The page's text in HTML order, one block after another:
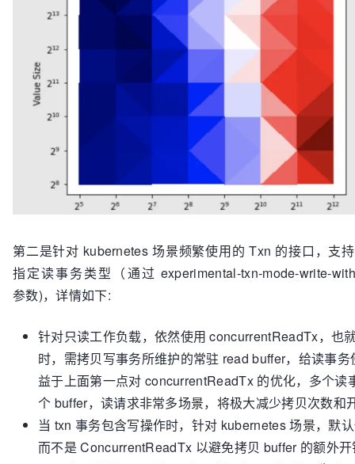
第二是针对 kubernetes 场景频繁使用的 Txn 的接口，支
指定读事务类型（通过 experimental-txn-mode-write-
参数)，详情如下:
针对只读工作负载，依然使用 concurrentReadTx，也
时，需拷贝写事务所维护的常驻 read buffer，给读事
益于上面第一点对 concurrentReadTx 的优化，多个读
个 buffer，读请求非常多场景，将极大减少拷贝次数和
当 txn 事务包含写操作时，针对 kubernetes 场景，默
而不是 ConcurrentReadTx 以避免拷贝 buffer 的额外